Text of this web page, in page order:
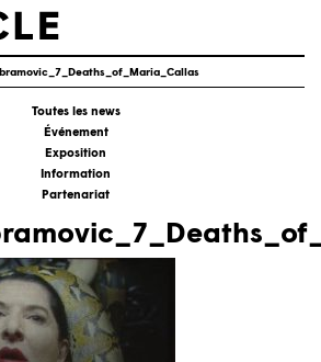
Toutes les news
Événement
Exposition
Information
Partenariat